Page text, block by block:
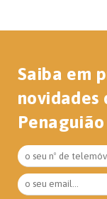
Saiba em
novidades
Penaguião